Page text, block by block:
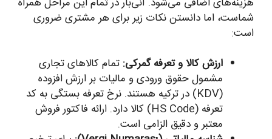
شماست، اما دانستن نکات زیر برای هر مشتری ضروری
است:
ارزش کالا و تعرفه گمرکی: تمام کالاهای تجاری
مشمول حقوق ورودی و مالیات بر ارزش افزوده
(KDV) در ترکیه هستند. نرخ تعرفه بستگی به کد
تعرفه (HS Code) کالا دارد. ارائه فاکتور فروش
معتبر و دقیق الزامی است.